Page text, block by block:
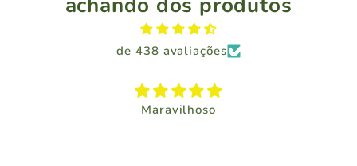
de 438 avaliações
Maravilhoso